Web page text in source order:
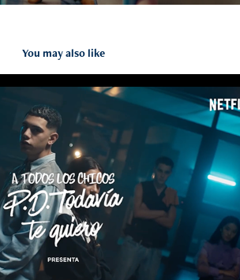
You may also like
A todos los chicos - NETFLIX
2020